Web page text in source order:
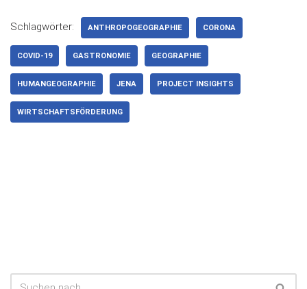
Schlagwörter: ANTHROPOGEOGRAPHIE CORONA
COVID-19 GASTRONOMIE GEOGRAPHIE
HUMANGEOGRAPHIE JENA PROJECT INSIGHTS
WIRTSCHAFTSFÖRDERUNG